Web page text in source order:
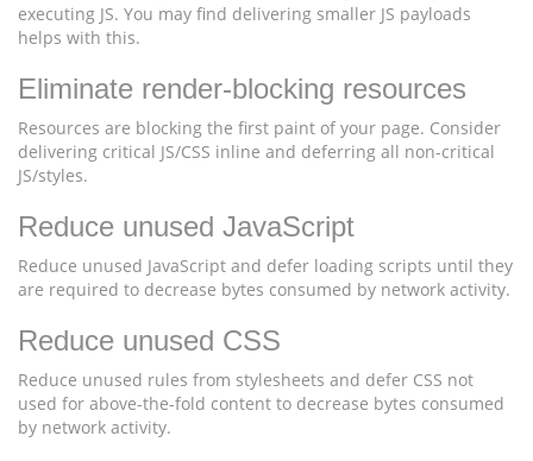
executing JS. You may find delivering smaller JS payloads
helps with this.
Eliminate render-blocking resources
Resources are blocking the first paint of your page. Consider
delivering critical JS/CSS inline and deferring all non-critical
JS/styles.
Reduce unused JavaScript
Reduce unused JavaScript and defer loading scripts until they
are required to decrease bytes consumed by network activity.
Reduce unused CSS
Reduce unused rules from stylesheets and defer CSS not
used for above-the-fold content to decrease bytes consumed
by network activity.